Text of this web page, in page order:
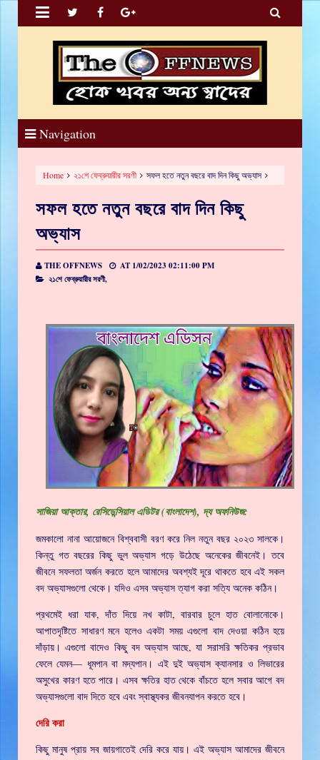
 
Navigation
Home ২১শে ফেব্রুয়ারীর সরণী সফল হতে নতুন বছরে বাদ দিন কিছু অভ্যাস
সফল হতে নতুন বছরে বাদ দিন কিছু
অভ্যাস
THE OFFNEWS AT 1/02/2023 02:11:00 PM
২১শে ফেব্রুয়ারীর সরণী,
সাজিয়া আক্তার, রেসিডেন্সিয়াল এডিটর (বাংলাদেশ), দ্য অফনিউজ:
জমকালো নানা আয়োজনে বিশ্ববাসী বরণ করে নিল নতুন বছর ২০২৩ সালকে।
কিন্তু গত বছরের কিছু ভুল অভ্যাস গড়ে উঠেছে অনেকের জীবনেই। তবে
জীবনে সফলতা অর্জন করতে হলে আমাদের অবশ্যই দূরে থাকতে হবে এই সকল
বদ অভ্যাসগুলো থেকে। যদিও এসব অভ্যাস ত্যাগ করা সত্যি অনেক কঠিন।
প্রথমেই ধরা যাক, দাঁত দিয়ে নখ কাটা, বারবার চুলে হাত বোলানোকে।
আপাতদৃষ্টিতে সাধারণ মনে হলেও একটা সময় এগুলো বাদ দেওয়া কঠিন হয়ে
দাঁড়ায়। এগুলো বাদেও কিছু বদ অভ্যাস আছে, যা সরাসরি ক্ষতিকর প্রভাব
ফেলে যেমন— ধূমপান বা মদ্যপান। এই দুই অভ্যাস ক্যানসার ও লিভারের
অসুখের কারণ হতে পারে। এসব ক্ষতির হাত থেকে বাঁচতে হলে সবার আগে বদ
অভ্যাসগুলো বাদ দিতে হবে এবং স্বাস্থ্যকর জীবনযাপন করতে হবে।
দেরি করা
কিছু মানুষ প্রায় সব জায়গাতেই দেরি করে যায়। এই অভ্যাস আমাদের জীবনে